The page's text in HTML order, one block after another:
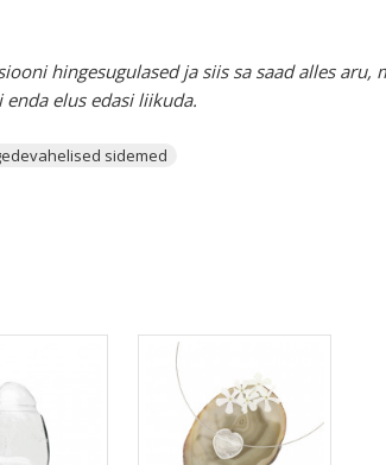
hingesugulased ja siis sa saad alles
elus edasi liikuda.
sidemed